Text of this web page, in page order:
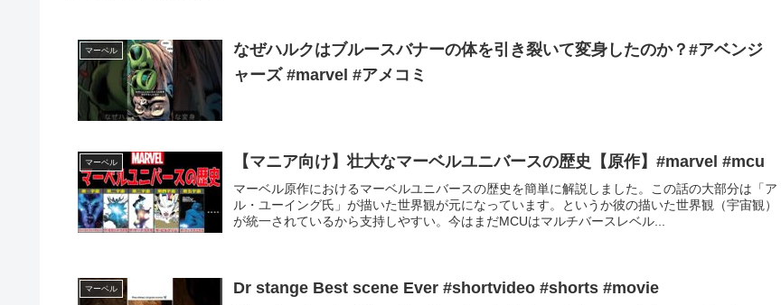
マーベル
なぜハルクはブルースバナーの体を引き裂いて変身したのか？#アベンジ
ャーズ #marvel #アメコミ
マーベル 【マニア向け】壮大なマーベルユニバースの歴史【原作】#marvel #mcu
マーベル原作におけるマーベルユニバースの歴史を簡単に解説しました。この話の大部分は「ア
ル・ユーイング氏」が描いた世界観が元になっています。というか彼の描いた世界観（宇宙観）
が統一されているから支持しやすい。今はまだMCUはマルチバースレベル...
マーベル Dr stange Best scene Ever #shortvideo #shorts #movie